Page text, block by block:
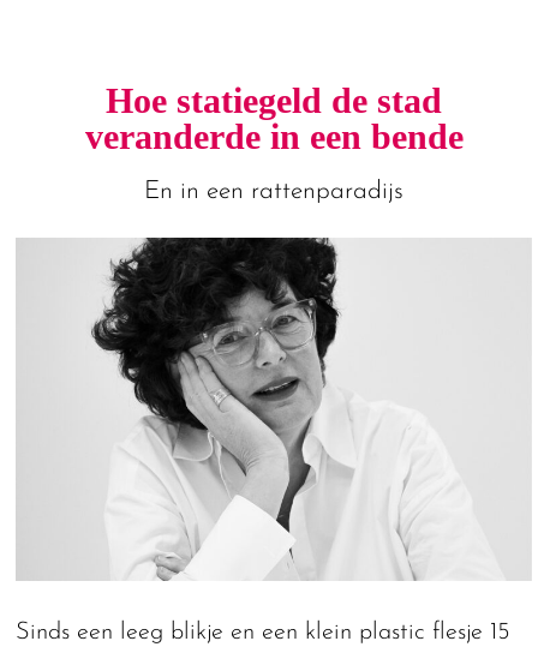
Hoe statiegeld de stad
veranderde in een bende
En in een rattenparadijs
Sinds een leeg blikje en een klein plastic flesje 15